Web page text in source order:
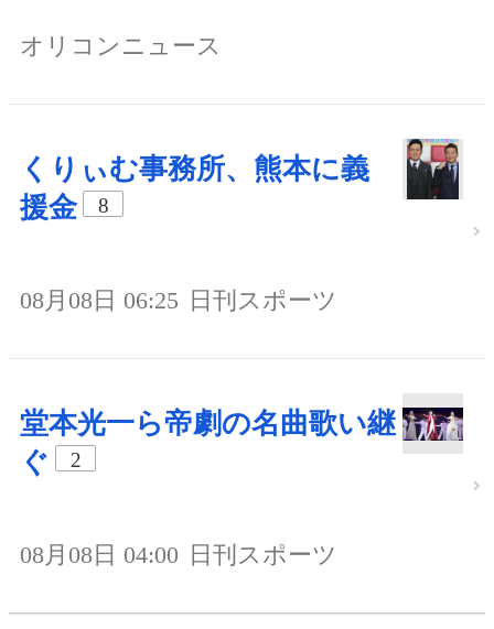
オリコンニュース
くりぃむ事務所、熊本に義
援金
8
08月08日 06:25 日刊スポーツ
堂本光一ら帝劇の名曲歌い継
ぐ
2
08月08日 04:00 日刊スポーツ